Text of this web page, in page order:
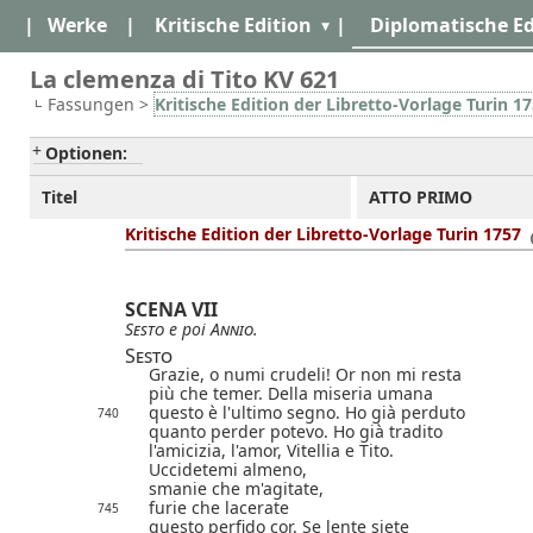
| Werke | Kritische Edition | Diplomatische
La clemenza di Tito KV 621
Fassungen > Kritische Edition der Libretto-Vorlage Turin
Optionen:
Titel
ATTO PRIMO
Kritische Edition der Libretto-Vorlage Turin 1757
SCENA VII
Sesto e poiAnnio.
Sesto
Grazie, o numi crudeli! Or non mi resta
più che temer. Della miseria umana
740
questo è l'ultimo segno. Ho già perduto
quanto perder potevo. Ho già tradito
l'amicizia, l'amor, Vitellia e Tito.
Uccidetemi almeno,
smanie che m'agitate,
745
furie che lacerate
questo perfido cor. Se lente siete